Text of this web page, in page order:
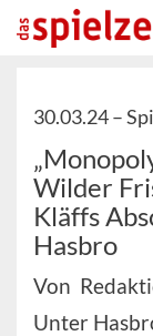
30.03.24 –
Wilder
Kläffs
Hasbro
Von
Unter